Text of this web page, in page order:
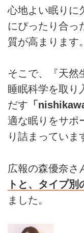
心地よい眠りに
にぴったり合っ
質が高まります。
そこで、『天然
睡眠科学を取り
だす 「
適な眠りをサポ
り詰まっていま
広報の森優奈さ
トと、タイプ
ました。